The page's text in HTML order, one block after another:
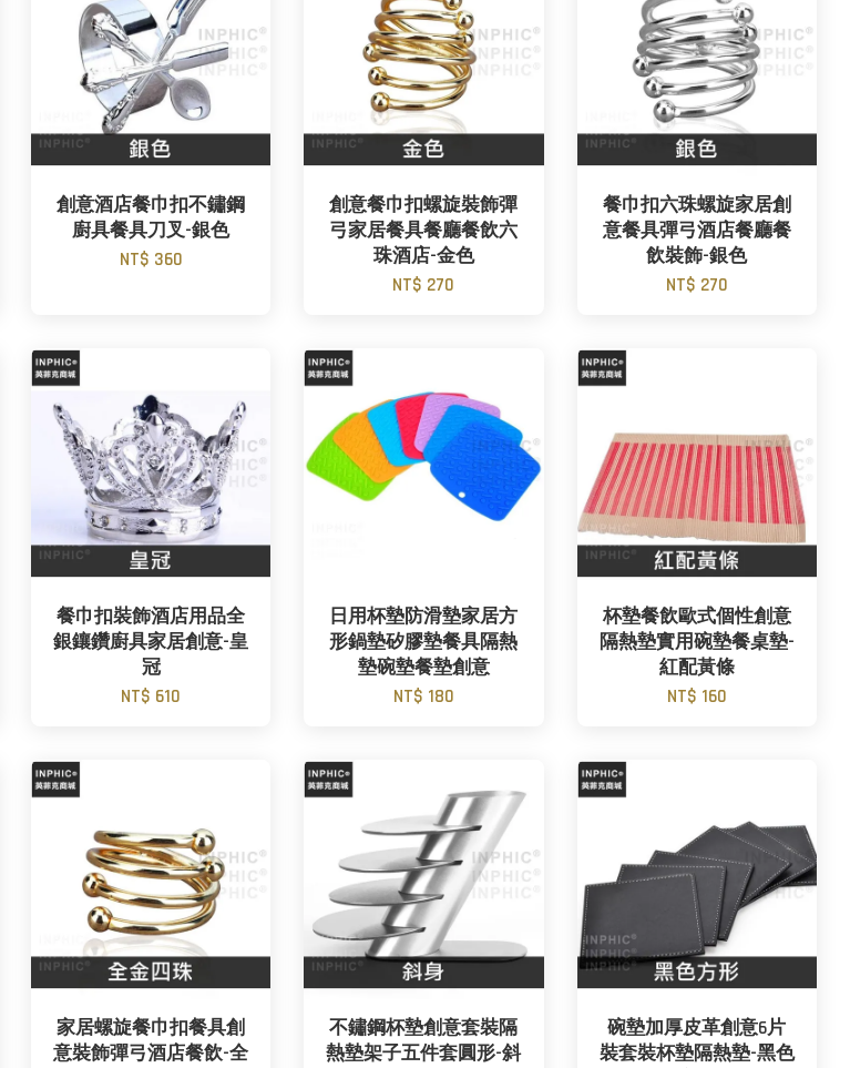
創意酒店餐巾扣不鏽鋼
廚具餐具刀叉-銀色
NT$ 360
創意餐巾扣螺旋裝飾彈
弓家居餐具餐廳餐飲六
珠酒店-金色
NT$ 270
餐巾扣六珠螺旋家居創
意餐具彈弓酒店餐廳餐
飲裝飾-銀色
NT$ 270
餐巾扣裝飾酒店用品全
銀鑲鑽廚具家居創意-皇
冠
NT$ 610
日用杯墊防滑墊家居方
形鍋墊矽膠墊餐具隔熱
墊碗墊餐墊創意
NT$ 180
杯墊餐飲歐式個性創意
隔熱墊實用碗墊餐桌墊-
紅配黃條
NT$ 160
家居螺旋餐巾扣餐具創
意裝飾彈弓酒店餐飲-全
不鏽鋼杯墊創意套裝隔
熱墊架子五件套圓形-斜
碗墊加厚皮革創意6片
裝套裝杯墊隔熱墊-黑色